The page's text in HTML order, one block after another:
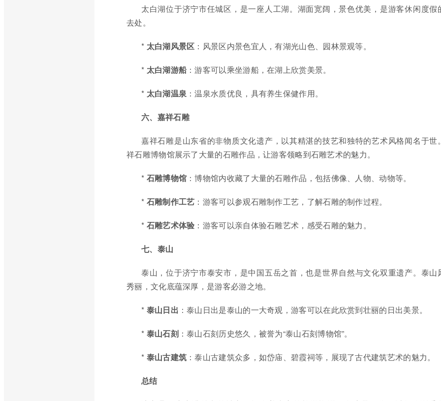
太白湖位于济宁市任城区，是一座人工湖。湖面宽阔，景色优美，是游客休闲度假
去处。
* 太白湖风景区 ：风景区内景色宜人，有湖光山色、园林景观等。
* 太白湖游船：游客可以乘坐游船，在湖上欣赏美景。
* 太白湖温泉 ：温泉水质优良，具有养生保健作用。
六、嘉祥石雕
嘉祥石雕是山东省的非物质文化遗产，以其精湛的技艺和独特的艺术风格闻名于世
祥石雕博物馆展示了大量的石雕作品，让游客领略到石雕艺术的魅力。
* 石雕博物馆 ：博物馆内收藏了大量的石雕作品，包括佛像、人物、动物等。
* 石雕制作工艺 ：游客可以参观石雕制作工艺，了解石雕的制作过程。
* 石雕艺术体验 ：游客可以亲自体验石雕艺术，感受石雕的魅力。
七、泰山
泰山，位于济宁市泰安市，是中国五岳之首，也是世界自然与文化双重遗产。泰山
秀丽，文化底蕴深厚，是游客必游之地。
* 泰山日出 ：泰山日出是泰山的一大奇观，游客可以在此欣赏到壮丽的日出美景。
* 泰山石刻：泰山石刻历史悠久，被誉为“泰山石刻博物馆”。
* 泰山古建筑 ：泰山古建筑众多，如岱庙、碧霞祠等，展现了古代建筑艺术的魅力。
总结